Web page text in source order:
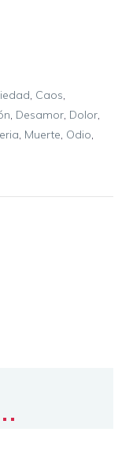
, Caos,
, Desamor, Dolor,
, Muerte, Odio,